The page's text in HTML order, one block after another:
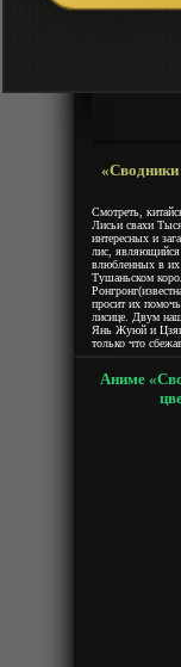
«Сводники
Смотреть,
Лисьи свахи
интересных и
лис,
влюбленных в
Тушаньском
просит их
лисице. Двум
Янь Жуюй и
только что
Аниме